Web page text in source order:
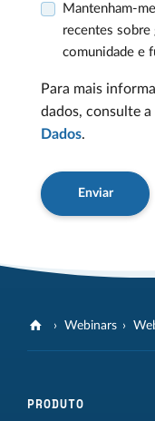
Mantenham-
recentes
comunidade e
Para mais
dados, consulte a
Dados.
Enviar
Webinars
PRODUTO